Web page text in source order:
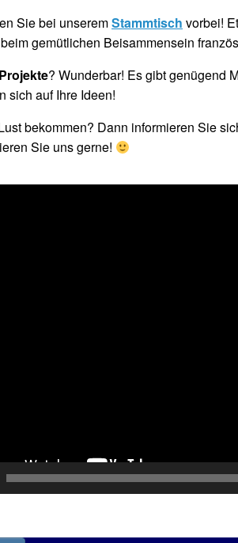
Sie bei unseremStammtisch vorbei!
gemütlichen Beisammensein
Projekte? Wunderbar! Es gibt genügend
sich auf Ihre Ideen!
bekommen? Dann informieren Sie
Sie uns gerne!